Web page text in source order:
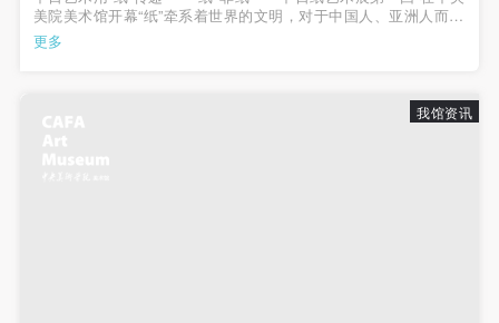
美院美术馆开幕“纸”牵系着世界的文明，对于中国人、亚洲人而言
还包含着一种对于文化而言的荣耀，“纸•非纸——中日纸艺术展第
一回”在经过了1年多辛苦的筹备，于今天（2012年1月13日）上
更多
我馆资讯